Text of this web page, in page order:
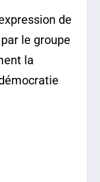
de
le groupe
la